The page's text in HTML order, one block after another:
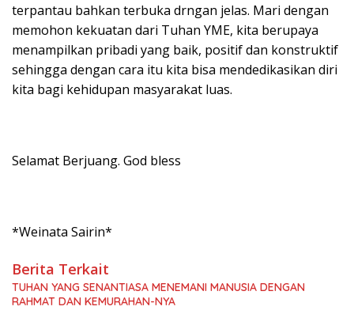
terpantau bahkan terbuka drngan jelas. Mari dengan
memohon kekuatan dari Tuhan YME, kita berupaya
menampilkan pribadi yang baik, positif dan konstruktif
sehingga dengan cara itu kita bisa mendedikasikan diri
kita bagi kehidupan masyarakat luas.
Selamat Berjuang. God bless
*Weinata Sairin*
Berita Terkait
TUHAN YANG SENANTIASA MENEMANI MANUSIA DENGAN
RAHMAT DAN KEMURAHAN-NYA